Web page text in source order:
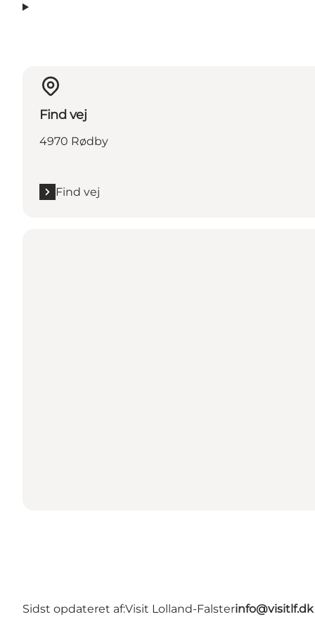
Find vej
4970 Rødby
Find vej
Sidst opdateret af:Visit Lolland-Falsterinfo@visitlf.dk